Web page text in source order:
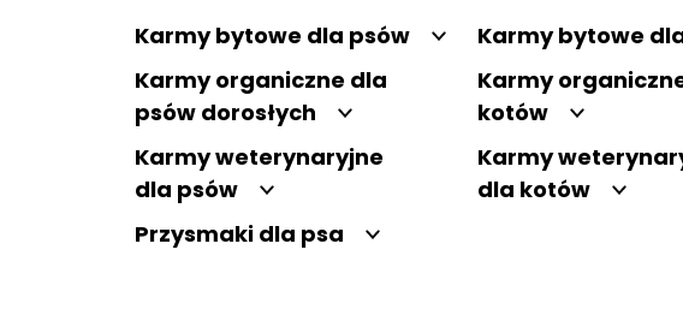
Karmy bytowe dla psów
Karmy organiczne dla
psów dorosłych
Karmy weterynaryjne
dla psów
Przysmaki dla psa
Karmy bytowe
Karmy
kotów
Karmy
dla kotów